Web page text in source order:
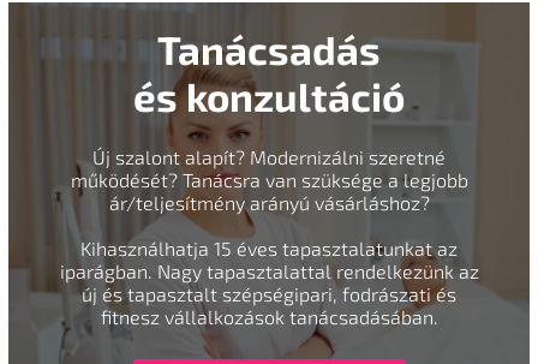
Tanácsadás
és konzultáció
Új szalont alapít? Modernizálni szeretné
működését? Tanácsra van szüksége a legjobb
ár/teljesítmény arányú vásárláshoz?
Kihasználhatja 15 éves tapasztalatunkat az
iparágban. Nagy tapasztalattal rendelkezünk az
új és tapasztalt szépségipari, fodrászati és
fitnesz vállalkozások tanácsadásában.